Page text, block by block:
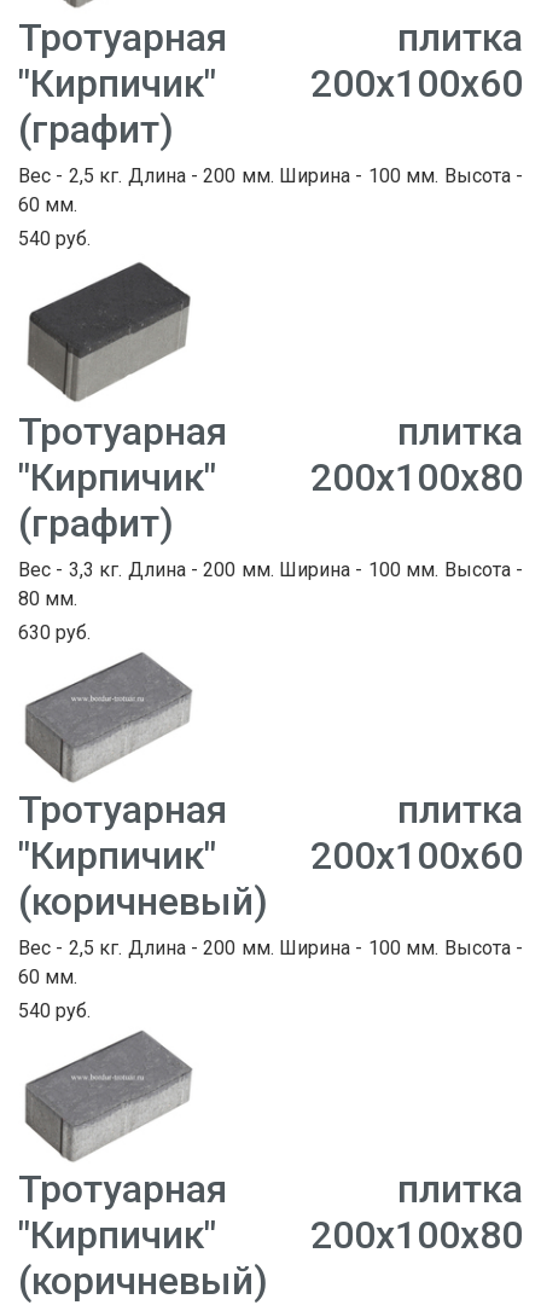
Тротуарная плитка
"Кирпичик" 200х100х60
(графит)
Вес - 2,5 кг. Длина - 200 мм. Ширина - 100 мм. Высота -
60 мм.
540 руб.
Тротуарная плитка
"Кирпичик" 200х100х80
(графит)
Вес - 3,3 кг. Длина - 200 мм. Ширина - 100 мм. Высота -
80 мм.
630 руб.
Тротуарная плитка
"Кирпичик" 200х100х60
(коричневый)
Вес - 2,5 кг. Длина - 200 мм. Ширина - 100 мм. Высота -
60 мм.
540 руб.
Тротуарная плитка
"Кирпичик" 200х100х80
(коричневый)